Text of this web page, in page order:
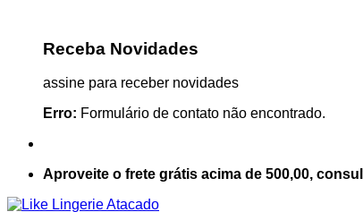
Receba Novidades
assine para receber novidades
Erro: Formulário de contato não encontrado.
Aproveite o frete grátis acima de 500,00,